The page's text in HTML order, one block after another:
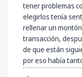
tener problemas
elegirlos tenía
rellenar un
transacción,
de que están
por eso había